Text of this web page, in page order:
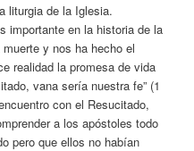
liturgia de la Iglesia.
importante en la historia de la
y nos ha hecho el
realidad la promesa de vida
vana sería nuestra fe” (1
con el Resucitado,
a los apóstoles todo
pero que ellos no habían